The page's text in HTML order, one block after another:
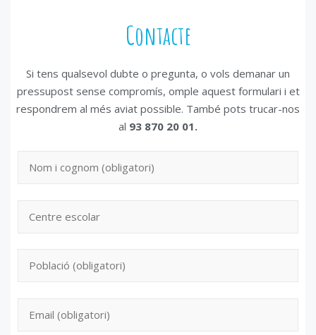
Contacte
Si tens qualsevol dubte o pregunta, o vols demanar un
pressupost sense compromís, omple aquest formulari i et
respondrem al més aviat possible. També pots trucar-nos
al 93 870 20 01.